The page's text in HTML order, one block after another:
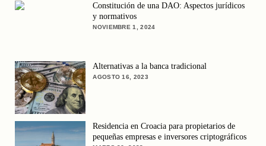
Constitución de una DAO: Aspectos jurídicos
y normativos
NOVIEMBRE 1, 2024
Alternativas a la banca tradicional
AGOSTO 16, 2023
Residencia en Croacia para propietarios de
pequeñas empresas e inversores criptográficos